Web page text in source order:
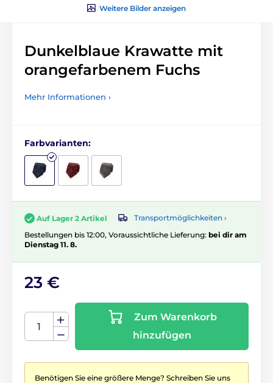
Weitere Bilder anzeigen
Dunkelblaue Krawatte mit
orangefarbenem Fuchs
Mehr Informationen ›
Farbvarianten:
Auf Lager 2 Artikel
Transportmöglichkeiten ›
Bestellungen bis 12:00, Voraussichtliche Lieferung: bei dir am
Dienstag 11. 8.
23 €
Zum Warenkorb
hinzufügen
Benötigen Sie eine größere Menge? Schreiben Sie uns